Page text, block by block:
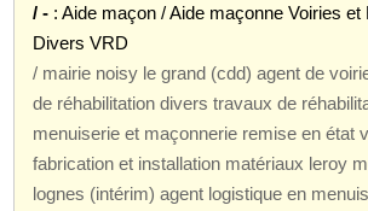
/ - : Aide maçon / Aide maçonne Voiries et
Divers VRD
/ mairie noisy le grand (cdd) agent de
de réhabilitation divers travaux de
menuiserie et maçonnerie remise en état
fabrication et installation matériaux leroy
lognes (intérim) agent logistique en